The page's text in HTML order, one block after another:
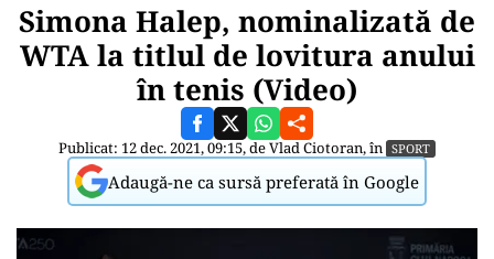
Simona Halep, nominalizată de
WTA la titlul de lovitura anului
în tenis (Video)
Publicat: 12 dec. 2021, 09:15, deVlad Ciotoran, în SPORT
Adaugă-ne ca sursă preferată în Google